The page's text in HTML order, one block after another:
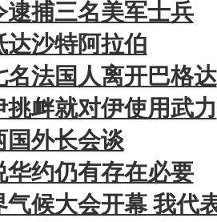
逮捕三名美军士兵
达沙特阿拉伯
名法国人离开巴格达
衅就对伊使用武力
国外长会谈
华约仍有存在必要
气候大会开幕 我代